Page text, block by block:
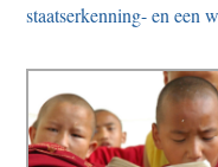
staatserkenning- en een